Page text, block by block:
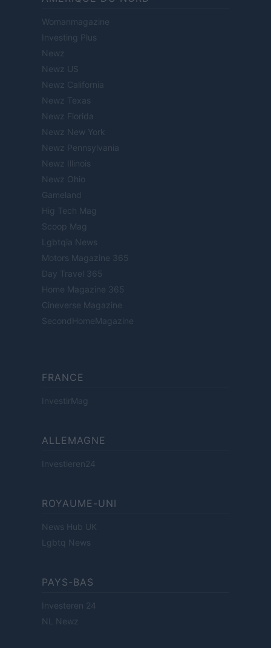
Womanmagazine
Investing Plus
Newz
Newz US
Newz California
Newz Texas
Newz Florida
Newz New York
Newz Pennsylvania
Newz Illinois
Newz Ohio
Gameland
Hig Tech Mag
Scoop Mag
Lgbtqia News
Motors Magazine 365
Day Travel 365
Home Magazine 365
Cineverse Magazine
SecondHomeMagazine
FRANCE
InvestirMag
ALLEMAGNE
Investieren24
ROYAUME-UNI
News Hub UK
Lgbtq News
PAYS-BAS
Investeren 24
NL Newz